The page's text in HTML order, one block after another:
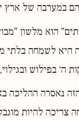
במערבה של ארץ
הוא מלשון
היא לשמחה בלתי
ה׳ בפילוש
נאסרה ההליכה
צריכה להיות